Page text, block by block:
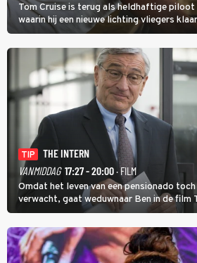
Tom Cruise is terug als heldhaftige piloot
waarin hij een nieuwe lichting vliegers
werk.
TIP
THE INTERN
VANMIDDAG 17:27 - 20:00· FILM
Omdat het leven van een pensionado
verwacht, gaat weduwnaar Ben in de film
bij de hippe webwinkel van Jules, wat